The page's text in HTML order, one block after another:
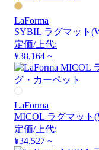
LaForma
SYBIL ラグマット
定価/上代:
¥38,164 ~
LaForma
MICOL ラグマット
定価/上代:
¥34,527 ~